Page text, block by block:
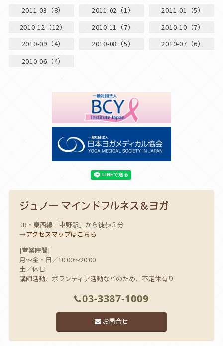
2011-03（8）
2011-02（1）
2011-01（5）
2010-12（12）
2010-11（7）
2010-10（7）
2010-09（4）
2010-08（5）
2010-07（6）
2010-06（4）
JR・東西線「中野駅」から徒歩３分
→アクセスマップはこちら
[営業時間]
月～金・日／10:00～20:00
土／休日
講師活動、ボランティア活動などのため、不定休有り
03-3387-1009
お問合せ